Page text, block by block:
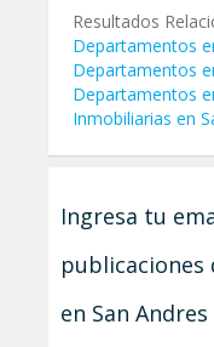
Resultados
Departamentos
Departamentos
Departamentos
Inmobiliarias en
Ingresa tu
en San